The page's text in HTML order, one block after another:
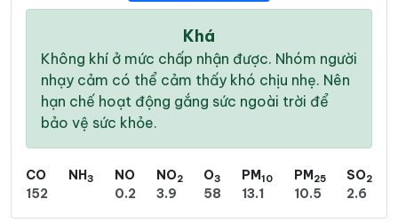
Khá
Không khí ở mức chấp nhận được. Nhóm người
nhạy cảm có thể cảm thấy khó chịu nhẹ. Nên
hạn chế hoạt động gắng sức ngoài trời để
bảo vệ sức khỏe.
CO
152
NH3
NO
0.2
NO2
3.9
O3
58
PM10
13.1
PM25
10.5
SO2
2.6